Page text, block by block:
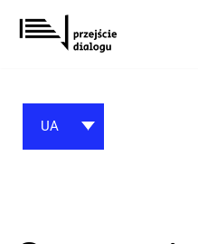
Перейти
до
UA